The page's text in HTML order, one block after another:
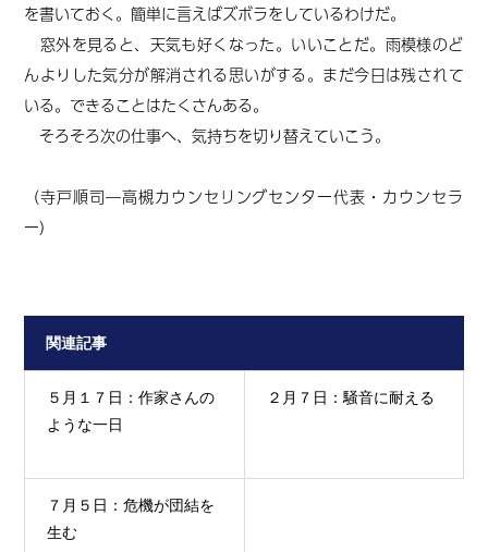
を書いておく。簡単に言えばズボラをしているわけだ。
窓外を見ると、天気も好くなった。いいことだ。雨模様のど
んよりした気分が解消される思いがする。まだ今日は残されて
いる。できることはたくさんある。
そろそろ次の仕事へ、気持ちを切り替えていこう。
（寺戸順司―高槻カウンセリングセンター代表・カウンセラ
ー）
関連記事
５月１７日：作家さんの
ような一日
２月７日：騒音に耐える
７月５日：危機が団結を
生む